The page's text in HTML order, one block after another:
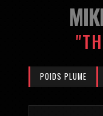
POIDS PLUME